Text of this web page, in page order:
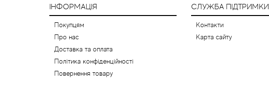
ІНФОРМАЦІЯ
Покупцям
Про нас
Доставка та оплата
Політика конфіденційності
Повернення товару
СЛУЖБА ПІДТРИМКИ
Контакти
Карта сайту